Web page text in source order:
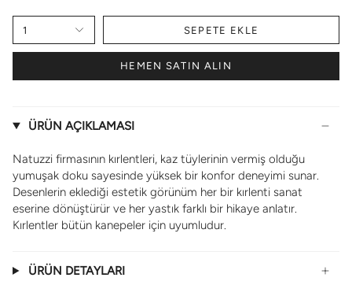
1 SEPETE EKLE
HEMEN SATIN ALIN
ÜRÜN AÇIKLAMASI
Natuzzi firmasının kırlentleri, kaz tüylerinin vermiş olduğu
yumuşak doku sayesinde yüksek bir konfor deneyimi sunar.
Desenlerin eklediği estetik görünüm her bir kırlenti sanat
eserine dönüştürür ve her yastık farklı bir hikaye anlatır.
Kırlentler bütün kanepeler için uyumludur.
ÜRÜN DETAYLARI